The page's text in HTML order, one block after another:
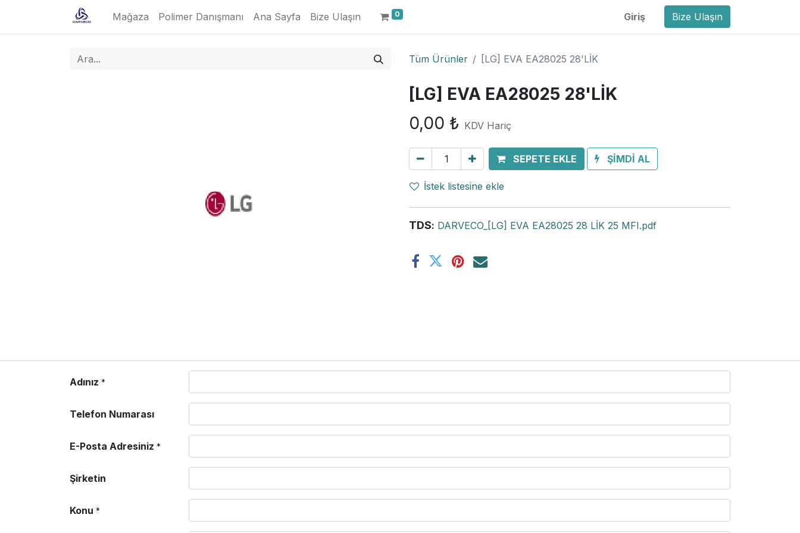
Mağaza Polimer Danışmanı Ana Sayfa Bize Ulaşın 0 Giriş Bize Ulaşın
Tüm Ürünler [LG] EVA EA28025 28'LİK
[LG] EVA EA28025 28'LİK
0,00 ₺ KDV Hariç
SEPETE EKLE ŞİMDİ AL
İstek listesine ekle
TDS: DARVECO_[LG] EVA EA28025 28 LİK 25 MFI.pdf
Adınız *
Telefon Numarası
E-Posta Adresiniz *
Şirketin
Konu *